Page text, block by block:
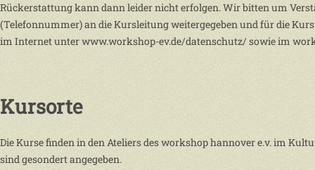
Rückerstattung kann dann leider nicht erfolgen. Wir bitten um
(Telefonnummer) an die Kursleitung weitergegeben und für die
im Internet unter www.workshop-ev.de/datenschutz/ sowie im
Kursorte
Die Kurse finden in den Ateliers des workshop hannover e.v. im
sind gesondert angegeben.